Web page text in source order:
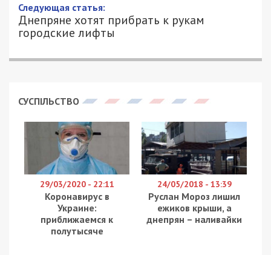
7/05/2019 - 8:30
ОЛЬГА РУДЕНКО - СПЕЦИАЛЬНО ДЛЯ
49000.COM.UA
Люди с инвалидностью живут в каждом
Татьяна Ганич обратилась к мэру города с
городской власти семьям, в которых живут люди
с инвалидностью. Соотвествующее обращение
она зарегистрировала на сайте Единой системы
местных петиций.
Татьяна Ганич напоминает, что государственная
помощь украинцам с инвалидностью колеблется
между суммами 1497 и 3075 грн. Этих денег не
хватает даже на минимальные потребности
здорового человека.